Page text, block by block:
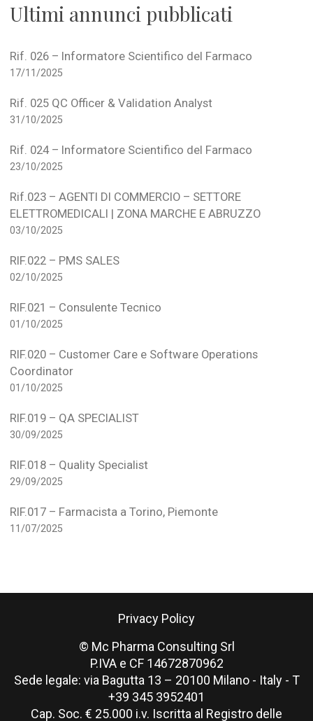
Ultimi annunci pubblicati
Rif. 026 – Informatore Scientifico del Farmaco
17/11/2025
Rif. 025 QC Officer & Validation Analyst
31/10/2025
Rif. 024 – Informatore Scientifico del Farmaco
23/10/2025
Rif.023 – AGENTI DI COMMERCIO – SETTORE
ELETTROMEDICALI | ZONA MARCHE E ABRUZZO
03/10/2025
RIF.022 – PMS SALES
02/10/2025
RIF.021 – Consulente Tecnico
01/10/2025
RIF.020 – Customer Care e Software Operations
Coordinator
01/10/2025
RIF.019 – QA SPECIALIST
30/09/2025
RIF.018 – Quality Specialist
29/09/2025
RIF.017 – Farmacista a Torino, Piemonte
11/07/2025
Privacy Policy
© Mc Pharma Consulting Srl
P.IVA e CF 14672870962
Sede legale: via Bagutta 13 – 20100 Milano - Italy - T
+39 345 3952401
Cap. Soc. € 25.000 i.v. Iscritta al Registro delle